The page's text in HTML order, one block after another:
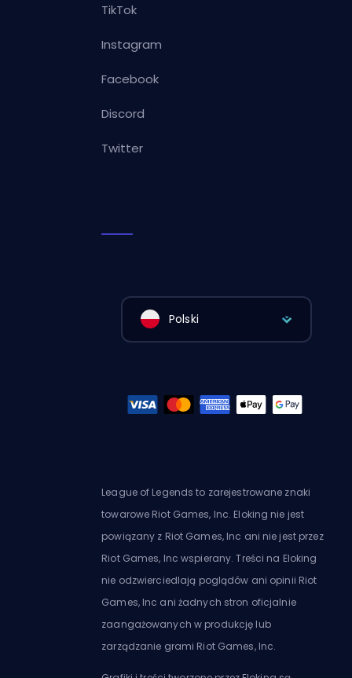
TikTok
Instagram
Facebook
Discord
Twitter
Polski
League of Legends to zarejestrowane znaki
towarowe Riot Games, Inc. Eloking nie jest
powiązany z Riot Games, Inc ani nie jest przez
Riot Games, Inc wspierany. Treści na Eloking
nie odzwierciedlają poglądów ani opinii Riot
Games, Inc ani żadnych stron oficjalnie
zaangażowanych w produkcję lub
zarządzanie grami Riot Games, Inc.